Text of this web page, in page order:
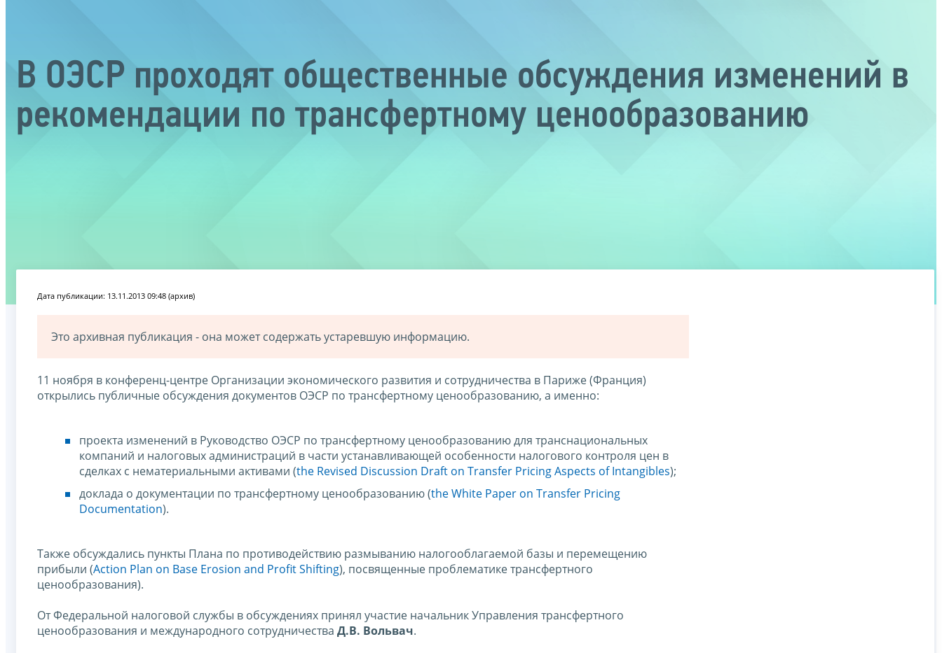
В ОЭСР проходят общественные обсуждения изменений в
рекомендации по трансфертному ценообразованию
Дата публикации: 13.11.2013 09:48 (архив)
Это архивная публикация - она может содержать устаревшую информацию.
11 ноября в конференц-центре Организации экономического развития и сотрудничества в Париже (Франция)
открылись публичные обсуждения документов ОЭСР по трансфертному ценообразованию, а именно:
проекта изменений в Руководство ОЭСР по трансфертному ценообразованию для транснациональных
компаний и налоговых администраций в части устанавливающей особенности налогового контроля цен в
сделках с нематериальными активами (the Revised Discussion Draft on Transfer Pricing Aspects of Intangibles);
доклада о документации по трансфертному ценообразованию (the White Paper on Transfer Pricing
Documentation).
Также обсуждались пункты Плана по противодействию размыванию налогооблагаемой базы и перемещению
прибыли (Action Plan on Base Erosion and Profit Shifting), посвященные проблематике трансфертного
ценообразования).
От Федеральной налоговой службы в обсуждениях принял участие начальник Управления трансфертного
ценообразования и международного сотрудничества Д.В. Вольвач.